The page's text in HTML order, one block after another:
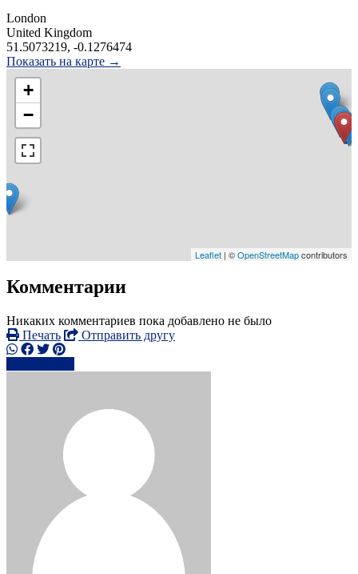
London
United Kingdom
51.5073219, -0.1276474
Показать на карте →
+
−
Leaflet | ©OpenStreetMapcontributors
Комментарии
Никаких комментариев пока добавлено не было
Печать
Отправить другу